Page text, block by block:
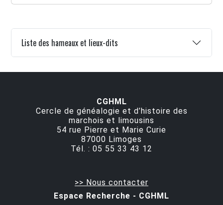
Liste des hameaux et lieux-dits
CGHML
Cercle de généalogie et d’histoire des
marchois et limousins
54 rue Pierre et Marie Curie
87000 Limoges
Tél. : 05 55 33 43 12
>> Nous contacter
Espace Recherche - CGHML